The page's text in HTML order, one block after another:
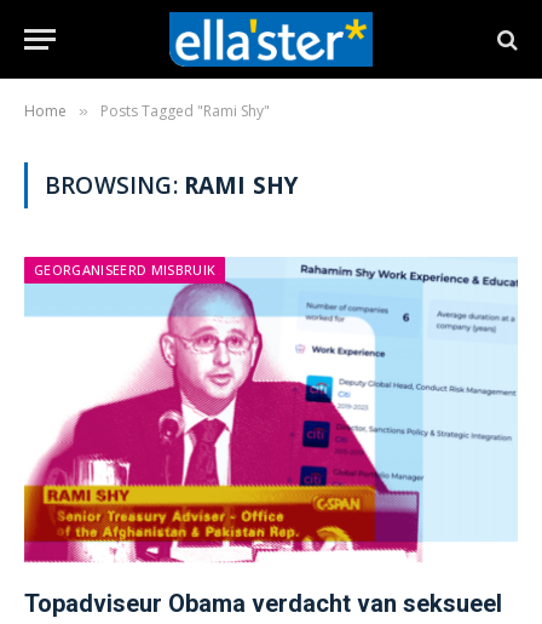
Home » Posts Tagged "Rami Shy"
BROWSING: RAMI SHY
GEORGANISEERD MISBRUIK
Topadviseur Obama verdacht van seksueel